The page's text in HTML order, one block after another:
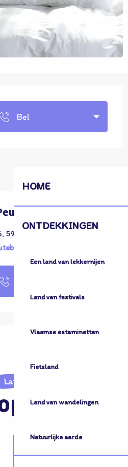
HOME
ONTDEKKINGEN
Een land van lekkernijen
Land van festivals
Vlaamse estaminetten
Fietsland
Land van wandelingen
Natuurlijke aarde
Bel
1
59380 Quaëdypre
Land